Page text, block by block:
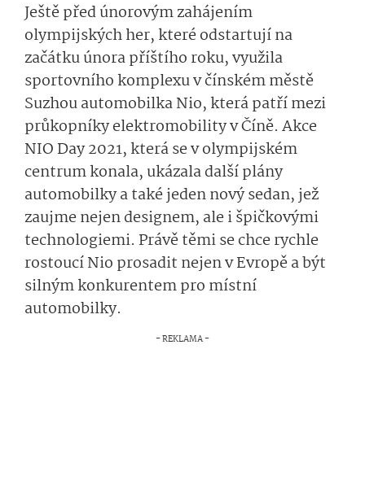
Ještě před únorovým zahájením
olympijských her, které odstartují na
začátku února příštího roku, využila
sportovního komplexu v čínském městě
Suzhou automobilka Nio, která patří mezi
průkopníky elektromobility v Číně. Akce
NIO Day 2021, která se v olympijském
centrum konala, ukázala další plány
automobilky a také jeden nový sedan, jež
zaujme nejen designem, ale i špičkovými
technologiemi. Právě těmi se chce rychle
rostoucí Nio prosadit nejen v Evropě a být
silným konkurentem pro místní
automobilky.